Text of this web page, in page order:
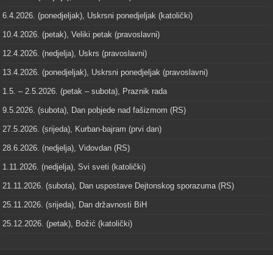
6.4.2026. (ponedjeljak), Uskrsni ponedjeljak (katolički)
10.4.2026. (petak), Veliki petak (pravoslavni)
12.4.2026. (nedjelja), Uskrs (pravoslavni)
13.4.2026. (ponedjeljak), Uskrsni ponedjeljak (pravoslavni)
1.5. – 2.5.2026. (petak – subota), Praznik rada
9.5.2026. (subota), Dan pobjede nad fašizmom (RS)
27.5.2026. (srijeda), Kurban-bajram (prvi dan)
28.6.2026. (nedjelja), Vidovdan (RS)
1.11.2026. (nedjelja), Svi sveti (katolički)
21.11.2026. (subota), Dan uspostave Dejtonskog sporazuma (RS)
25.11.2026. (srijeda), Dan državnosti BiH
25.12.2026. (petak), Božić (katolički)